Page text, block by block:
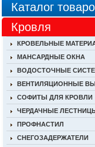
Каталог
Кровля
КРОВЕЛЬНЫЕ
МАНСАРДНЫЕ ОКНА
ВОДОСТОЧНЫЕ
ВЕНТИЛЯЦИОННЫЕ
СОФИТЫ ДЛЯ КРОВЛИ
ЧЕРДАЧНЫЕ
ПРОФНАСТИЛ
СНЕГОЗАДЕРЖАТЕЛИ